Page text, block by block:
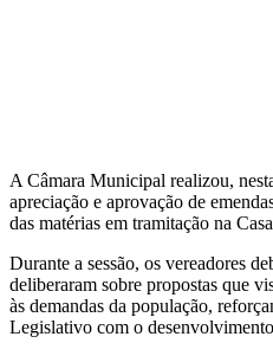
A Câmara Municipal realizou,
apreciação e aprovação de
das matérias em tramitação na
Durante a sessão, os vereadores
deliberaram sobre propostas que
às demandas da população,
Legislativo com o